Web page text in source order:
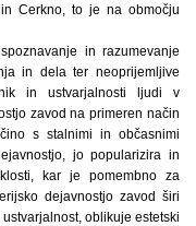
Cerkno, to je na območju
in razumevanje
in dela ter neoprijemljive
in ustvarjalnosti ljudi v
zavod na primeren način
s stalnimi in občasnimi
jo popularizira in
kar je pomembno za
dejavnostjo zavod širi
oblikuje estetski